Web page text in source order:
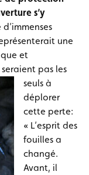
s’y
une
et
pas les
seuls à
déplorer
cette perte:
« L’esprit des
fouilles a
changé.
Avant, il